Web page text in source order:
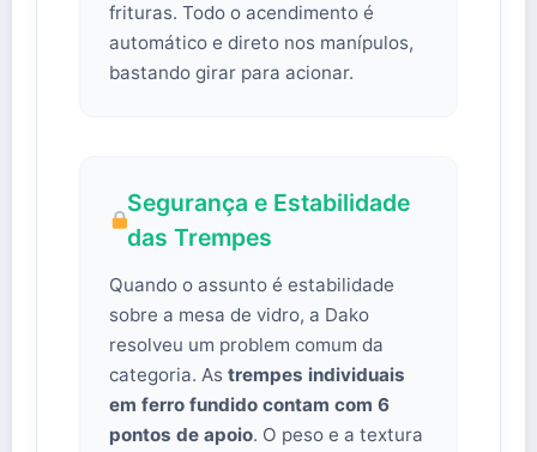
frituras. Todo o acendimento é
automático e direto nos manípulos,
bastando girar para acionar.
Segurança e Estabilidade
das Trempes
Quando o assunto é estabilidade
sobre a mesa de vidro, a Dako
resolveu um problem comum da
categoria. As trempes individuais
em ferro fundido contam com 6
pontos de apoio. O peso e a textura